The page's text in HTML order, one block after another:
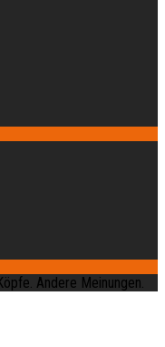
Andere Meinungen.